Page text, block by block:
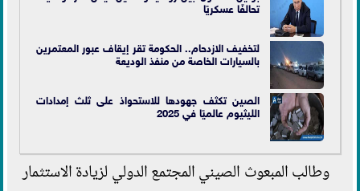
تحالفًا عسكريًا
لتخفيف الازدحام.. الحكومة تقر إيقاف عبور المعتمرين
بالسيارات الخاصة من منفذ الوديعة
الصين تكثف جهودها للاستحواذ على ثلث إمدادات
الليثيوم عالميًا في 2025
وطالب المبعوث الصيني المجتمع الدولي لزيادة الاستثمار